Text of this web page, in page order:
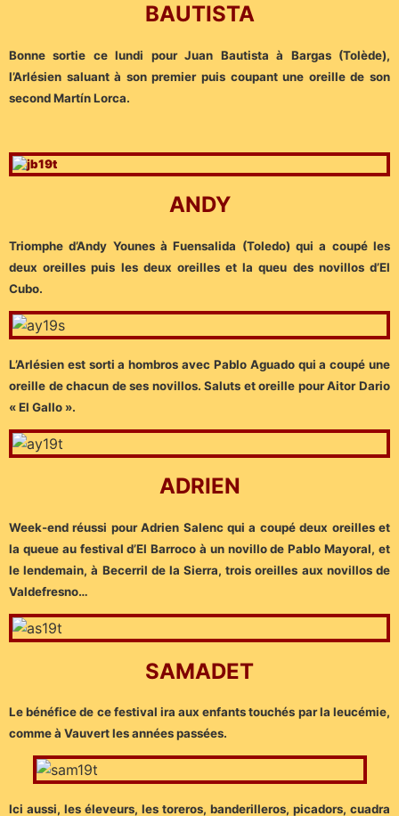
BAUTISTA
Bonne sortie ce lundi pour Juan Bautista à Bargas (Tolède),
l’Arlésien saluant à son premier puis coupant une oreille de son
second Martín Lorca.
ANDY
Triomphe d’Andy Younes à Fuensalida (Toledo) qui a coupé les
deux oreilles puis les deux oreilles et la queu des novillos d’El
Cubo.
L’Arlésien est sorti a hombros avec Pablo Aguado qui a coupé une
oreille de chacun de ses novillos. Saluts et oreille pour Aitor Dario
« El Gallo ».
ADRIEN
Week-end réussi pour Adrien Salenc qui a coupé deux oreilles et
la queue au festival d’El Barroco à un novillo de Pablo Mayoral, et
le lendemain, à Becerril de la Sierra, trois oreilles aux novillos de
Valdefresno…
SAMADET
Le bénéfice de ce festival ira aux enfants touchés par la leucémie,
comme à Vauvert les années passées.
Ici aussi, les éleveurs, les toreros, banderilleros, picadors, cuadra